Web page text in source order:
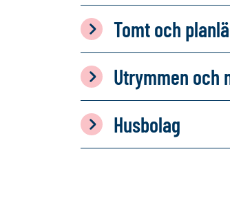
Tomt och
Utrymmen och
Husbolag